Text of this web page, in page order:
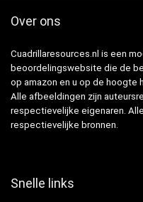
Over ons
Cuadrillaresources.nl is een
beoordelingswebsite die de
op amazon en u op de
Alle afbeeldingen zijn
respectievelijke eigenaren.
respectievelijke bronnen.
Snelle links